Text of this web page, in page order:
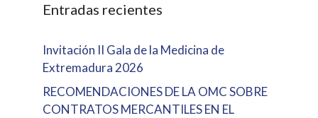
Entradas recientes
Invitación II Gala de la Medicina de
Extremadura 2026
RECOMENDACIONES DE LA OMC SOBRE
CONTRATOS MERCANTILES EN EL